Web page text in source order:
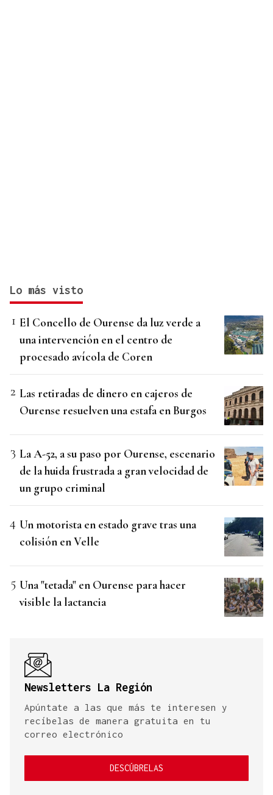
Lo más visto
El Concello de Ourense da luz verde a
una intervención en el centro de
procesado avícola de Coren
Las retiradas de dinero en cajeros de
Ourense resuelven una estafa en Burgos
La A-52, a su paso por Ourense, escenario
de la huida frustrada a gran velocidad de
un grupo criminal
Un motorista en estado grave tras una
colisión en Velle
Una "tetada" en Ourense para hacer
visible la lactancia
Newsletters La Región
Apúntate a las que más te interesen y
recíbelas de manera gratuita en tu
correo electrónico
DESCÚBRELAS